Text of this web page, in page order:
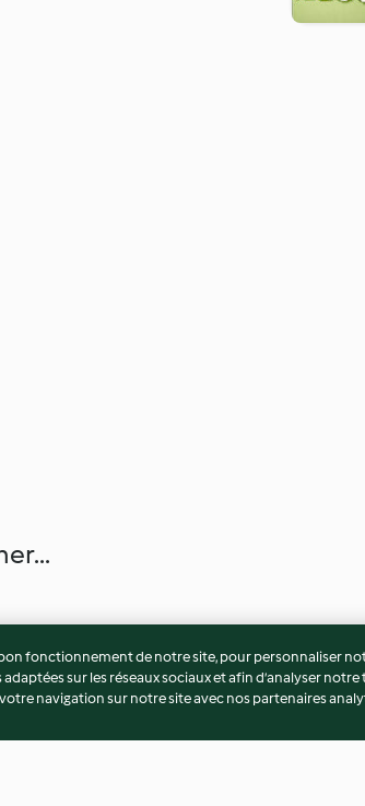
fonctionnement de notre site, pour personnaliser
sur les réseaux sociaux et afin d’analyser notre
navigation sur notre site avec nos partenaires